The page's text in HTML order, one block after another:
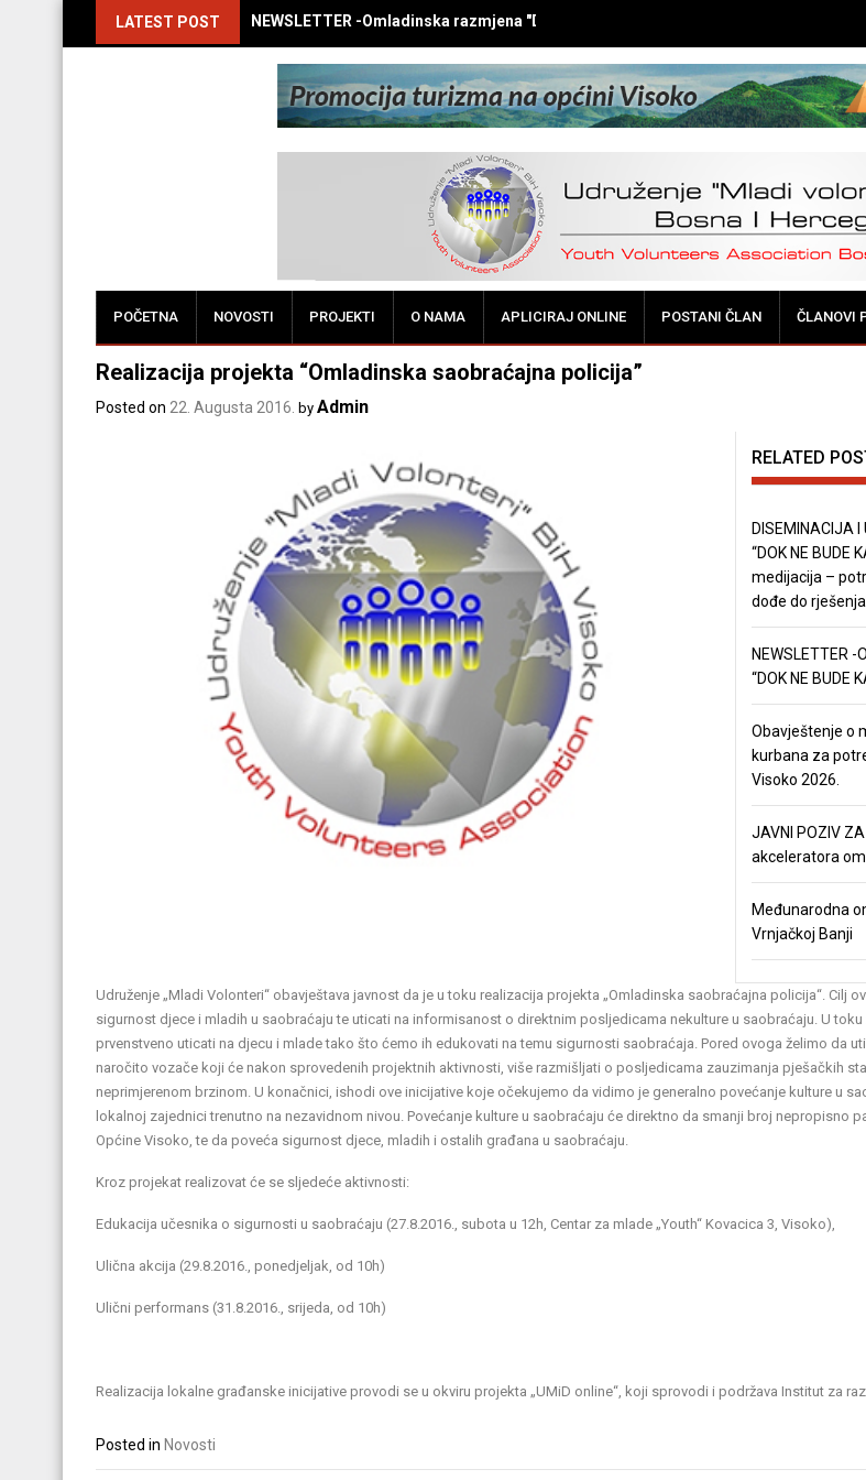
LATEST POST NEWSLETTER -Omladinska razmjena "DOK NE BUDE KASNO!"
POČETNA NOVOSTI PROJEKTI O NAMA APLICIRAJ ONLINE POSTANI ČLAN ČLANOVI
Realizacija projekta “Omladinska saobraćajna policija”
Posted on 22. Augusta 2016. by Admin
RELATED
DISEMINACIJA
“DOK NE BUDE
medijacija –
dođe do
NEWSLETTER
“DOK NE BUDE
Obavještenje o
kurbana za
Visoko 2026.
JAVNI POZIV
akceleratora
Međunarodna
Vrnjačkoj Banji
Udruženje „Mladi Volonteri“ obavještava javnost da je u toku realizacija projekta „Omladinska saobraćajna policija“. Cilj
sigurnost djece i mladih u saobraćaju te uticati na informisanost o direktnim posljedicama nekulture u saobraćaju. U
prvenstveno uticati na djecu i mlade tako što ćemo ih edukovati na temu sigurnosti saobraćaja. Pored ovoga želimo da
naročito vozače koji će nakon sprovedenih projektnih aktivnosti, više razmišljati o posljedicama zauzimanja pješačkih
neprimjerenom brzinom. U konačnici, ishodi ove inicijative koje očekujemo da vidimo je generalno povećanje kulture u
lokalnoj zajednici trenutno na nezavidnom nivou. Povećanje kulture u saobraćaju će direktno da smanji broj nepropisno
Općine Visoko, te da poveća sigurnost djece, mladih i ostalih građana u saobraćaju.
Kroz projekat realizovat će se sljedeće aktivnosti:
Edukacija učesnika o sigurnosti u saobraćaju (27.8.2016., subota u 12h, Centar za mlade „Youth“ Kovacica 3, Visoko),
Ulična akcija (29.8.2016., ponedjeljak, od 10h)
Ulični performans (31.8.2016., srijeda, od 10h)
Realizacija lokalne građanske inicijative provodi se u okviru projekta „UMiD online“, koji sprovodi i podržava Institut za
Posted in Novosti